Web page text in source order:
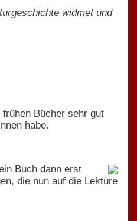
widmet und
Bücher sehr gut
habe.
Buch dann erst
die nun auf die Lektüre